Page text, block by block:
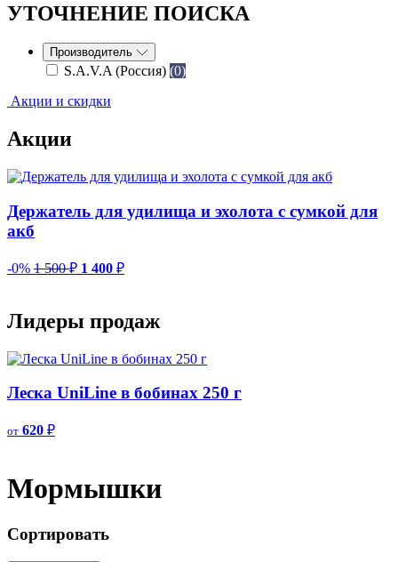
УТОЧНЕНИЕ ПОИСКА
Производитель
S.A.V.A (Россия) (0)
Акции и скидки
Акции
Держатель для удилища и эхолота с сумкой для
акб
-0% 1 500₽ 1 400 ₽
Лидеры продаж
Леска UniLine в бобинах 250 г
от 620 ₽
Мормышки
Сортировать